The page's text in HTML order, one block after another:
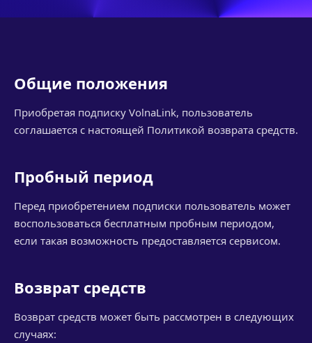
Общие положения
Приобретая подписку VolnaLink, пользователь
соглашается с настоящей Политикой возврата средств.
Пробный период
Перед приобретением подписки пользователь может
воспользоваться бесплатным пробным периодом,
если такая возможность предоставляется сервисом.
Возврат средств
Возврат средств может быть рассмотрен в следующих
случаях: